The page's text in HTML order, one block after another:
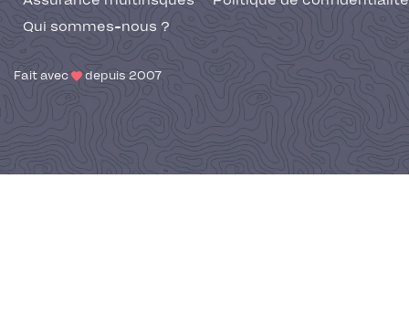
Qui sommes-nous ?
Fait avec depuis 2007